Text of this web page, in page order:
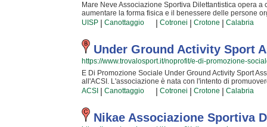
Mare Neve Associazione Sportiva Dilettantistica opera
aumentare la forma fisica e il benessere delle persone
lezioni sono utili a sviluppare le capacità motorie e
sicurezza individuale lavorando anche sulla propria
costantemente partecipando agli aggiornamenti
risultato e il divertimento che si producono facendo
iniziato, non potrete più farne a meno! Prova... e vedrai!
in cui potrai trovare un ambiente sincero e sereno. Se
sede o inviare un messaggio cliccando sul bottone
UISP | Canottaggio | Cotronei | Crotone | Calabria
Under Ground Activity Sport
https://www.trovalosport.it/noprofit/e-di-promozione-
E Di Promozione Sociale Under Ground Activity Sport
all'ACSI. L'associazione è nata con l'intento di
volete rendere il vostro tempo libero più interessante
loro istruttori preparati e professionali si impegneranno
stimolante con i loro corsi di alpinismo. Inserita da
Activity Sport Associazione Sportiva Dilettantistica è
concedersi qualche svago all'aria aperta e a contatto
ACSI | Canottaggio | Cotronei | Crotone | Calabria
Nikae Associazione Sportiva